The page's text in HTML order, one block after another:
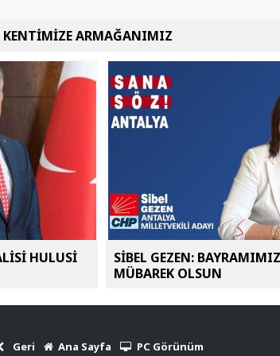
KENTİMİZE ARMAĞANIMIZ
HULUSİ
SİBEL GEZEN: BAYRAMIMIZ
MÜBAREK OLSUN
Geri Ana Sayfa PC Görünüm